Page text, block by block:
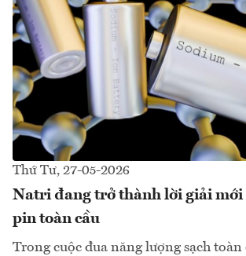
Thứ Tư, 27-05-2026
Natri đang trở thành lời giải mới
pin toàn cầu
Trong cuộc đua năng lượng sạch toàn